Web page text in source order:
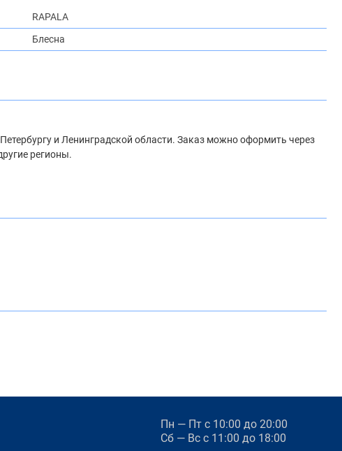
RAPALA
Блесна
и Ленинградской области. Заказ можно оформить через
регионы.
Пн — Пт с 10:00 до 20:00
Сб — Вс с 11:00 до 18:00